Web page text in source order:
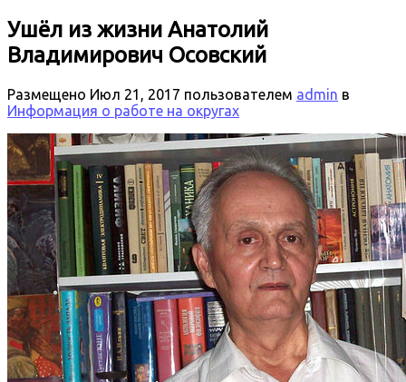
Ушёл из жизни Анатолий
Владимирович Осовский
Размещено Июл 21, 2017 пользователем admin в
Информация о работе на округах